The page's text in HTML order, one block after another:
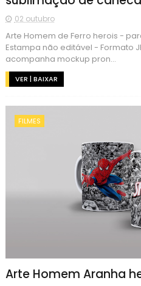
02 outubro
Arte Homem de Ferro herois -
Estampa não editável - Formato
acompanha mockup pron...
VER | BAIXAR
FILMES
Arte Homem Aranha